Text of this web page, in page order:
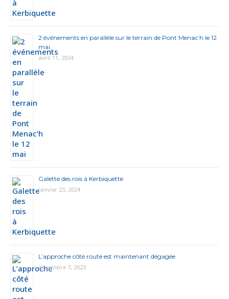
2 événements en parallèle sur le terrain de Pont Menac’h le 12
mai
avril 11, 2024
Galette des rois à Kerbiquette
janvier 23, 2024
L’approche côté route est maintenant dégagée
décembre 7, 2023